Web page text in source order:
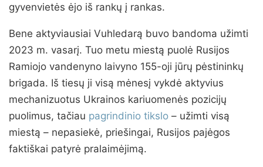
gyvenvietės ėjo iš rankų į rankas.
Bene aktyviausiai Vuhledarą buvo bandoma užimti
2023 m. vasarį. Tuo metu miestą puolė Rusijos
Ramiojo vandenyno laivyno 155-oji jūrų pėstininkų
brigada. Iš tiesų ji visą mėnesį vykdė aktyvius
mechanizuotus Ukrainos kariuomenės pozicijų
puolimus, tačiau pagrindinio tikslo – užimti visą
miestą – nepasiekė, priešingai, Rusijos pajėgos
faktiškai patyrė pralaimėjimą.